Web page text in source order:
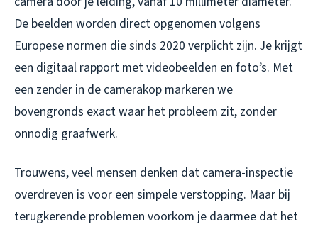
De beelden worden direct opgenomen volgens
Europese normen die sinds 2020 verplicht zijn. Je krijgt
een digitaal rapport met videobeelden en foto’s. Met
een zender in de camerakop markeren we
bovengronds exact waar het probleem zit, zonder
onnodig graafwerk.
Trouwens, veel mensen denken dat camera-inspectie
overdreven is voor een simpele verstopping. Maar bij
terugkerende problemen voorkom je daarmee dat het